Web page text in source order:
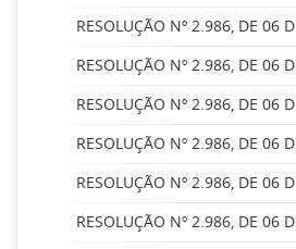
RESOLUÇÃO Nº 2.986, DE 06
RESOLUÇÃO Nº 2.986, DE 06
RESOLUÇÃO Nº 2.986, DE 06
RESOLUÇÃO Nº 2.986, DE 06
RESOLUÇÃO Nº 2.986, DE 06
RESOLUÇÃO Nº 2.986, DE 06